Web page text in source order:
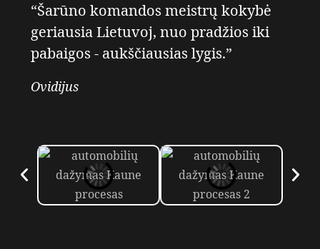
“Šarūno komandos meistrų kokybė
geriausia Lietuvoj, nuo pradžios iki
pabaigos - aukščiausias lygis.”
Ovidijus